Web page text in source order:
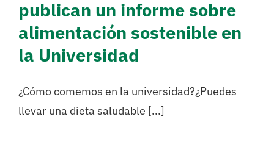
publican un informe sobre
alimentación sostenible en
la Universidad
¿Cómo comemos en la universidad?¿Puedes
llevar una dieta saludable [...]